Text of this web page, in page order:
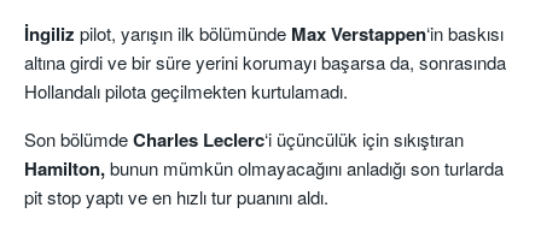
İngiliz pilot, yarışın ilk bölümünde Max Verstappen‘in baskısı
altına girdi ve bir süre yerini korumayı başarsa da, sonrasında
Hollandalı pilota geçilmekten kurtulamadı.
Son bölümdeCharles Leclerc‘i üçüncülük için sıkıştıran
Hamilton,bunun mümkün olmayacağını anladığı son turlarda
pit stop yaptı ve en hızlı tur puanını aldı.